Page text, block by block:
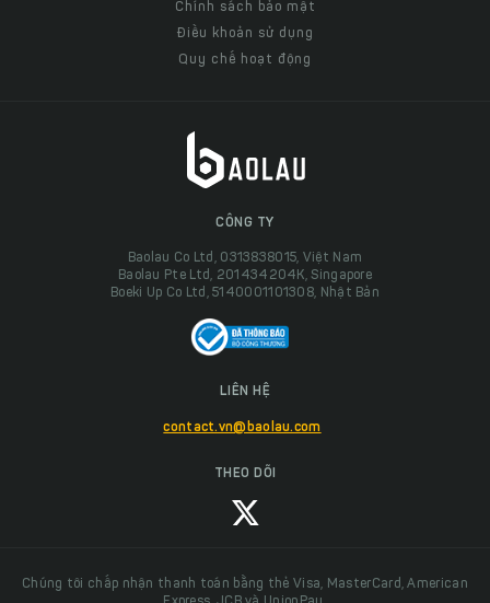
Chính sách bảo mật
Điều khoản sử dụng
Quy chế hoạt động
CÔNG TY
Baolau Co Ltd, 0313838015, Việt Nam
Baolau Pte Ltd, 201434204K, Singapore
Boeki Up Co Ltd, 5140001101308, Nhật Bản
LIÊN HỆ
contact.vn@baolau.com
THEO DÕI
Chúng tôi chấp nhận thanh toán bằng thẻ Visa, MasterCard, American